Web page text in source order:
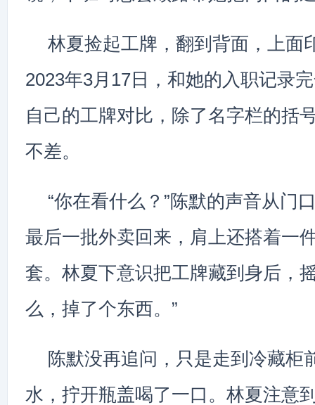
林夏捡起工牌，翻到背面，上面
2023年3月17日，和她的入职记录
自己的工牌对比，除了名字栏的括
不差。
“你在看什么？”陈默的声音从门
最后一批外卖回来，肩上还搭着一
套。林夏下意识把工牌藏到身后，
么，掉了个东西。”
陈默没再追问，只是走到冷藏柜
水，拧开瓶盖喝了一口。林夏注意